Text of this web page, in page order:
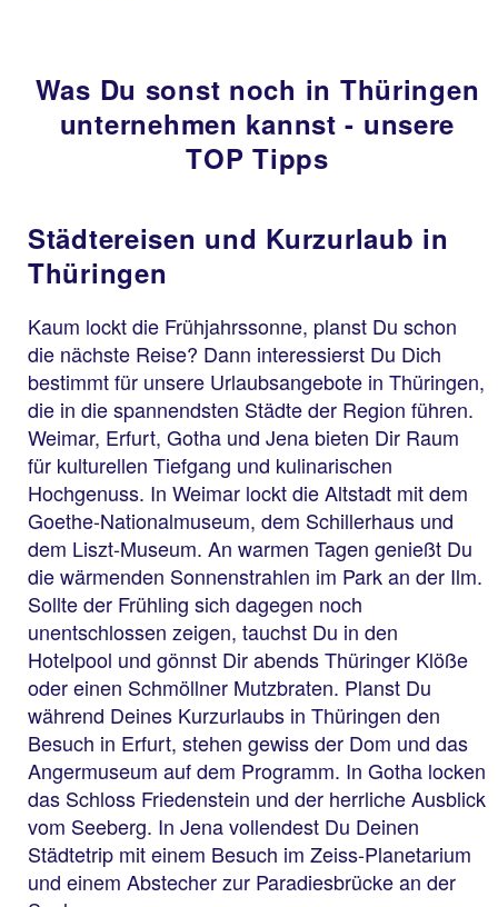
Was Du sonst noch in Thüringen
unternehmen kannst - unsere
TOP Tipps
Städtereisen und Kurzurlaub in
Thüringen
Kaum lockt die Frühjahrssonne, planst Du schon
die nächste Reise? Dann interessierst Du Dich
bestimmt für unsere Urlaubsangebote in Thüringen,
die in die spannendsten Städte der Region führen.
Weimar, Erfurt, Gotha und Jena bieten Dir Raum
für kulturellen Tiefgang und kulinarischen
Hochgenuss. In Weimar lockt die Altstadt mit dem
Goethe-Nationalmuseum, dem Schillerhaus und
dem Liszt-Museum. An warmen Tagen genießt Du
die wärmenden Sonnenstrahlen im Park an der Ilm.
Sollte der Frühling sich dagegen noch
unentschlossen zeigen, tauchst Du in den
Hotelpool und gönnst Dir abends Thüringer Klöße
oder einen Schmöllner Mutzbraten. Planst Du
während Deines Kurzurlaubs in Thüringen den
Besuch in Erfurt, stehen gewiss der Dom und das
Angermuseum auf dem Programm. In Gotha locken
das Schloss Friedenstein und der herrliche Ausblick
vom Seeberg. In Jena vollendest Du Deinen
Städtetrip mit einem Besuch im Zeiss-Planetarium
und einem Abstecher zur Paradiesbrücke an der